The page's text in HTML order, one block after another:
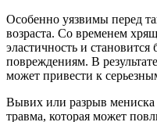
Особенно уязвимы перед
возраста. Со временем
эластичность и
повреждениям. В
может привести к
Вывих или разрыв мениска
травма, которая может